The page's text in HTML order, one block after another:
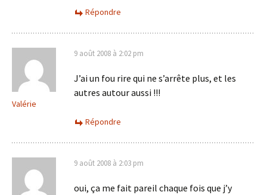
Répondre
Valérie
9 août 2008 à 2:02 pm
J’ai un fou rire qui ne s’arrête plus, et les
autres autour aussi !!!
Répondre
9 août 2008 à 2:03 pm
oui, ça me fait pareil chaque fois que j’y